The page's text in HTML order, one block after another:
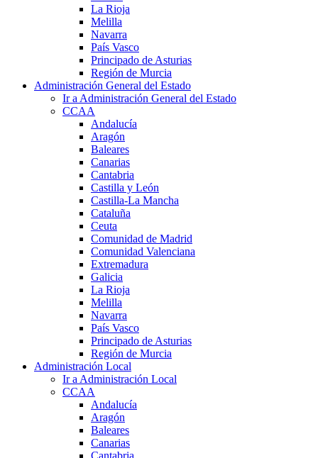
La Rioja
Melilla
Navarra
País Vasco
Principado de Asturias
Región de Murcia
Administración General del Estado
Ir a Administración General del Estado
CCAA
Andalucía
Aragón
Baleares
Canarias
Cantabria
Castilla y León
Castilla-La Mancha
Cataluña
Ceuta
Comunidad de Madrid
Comunidad Valenciana
Extremadura
Galicia
La Rioja
Melilla
Navarra
País Vasco
Principado de Asturias
Región de Murcia
Administración Local
Ir a Administración Local
CCAA
Andalucía
Aragón
Baleares
Canarias
Cantabria